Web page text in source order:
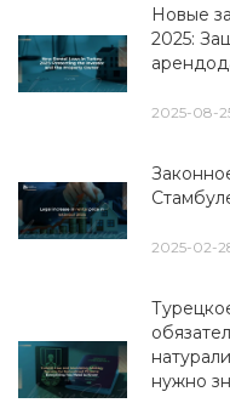
Новые
2025:
2025-08-
2025-02-
нужно